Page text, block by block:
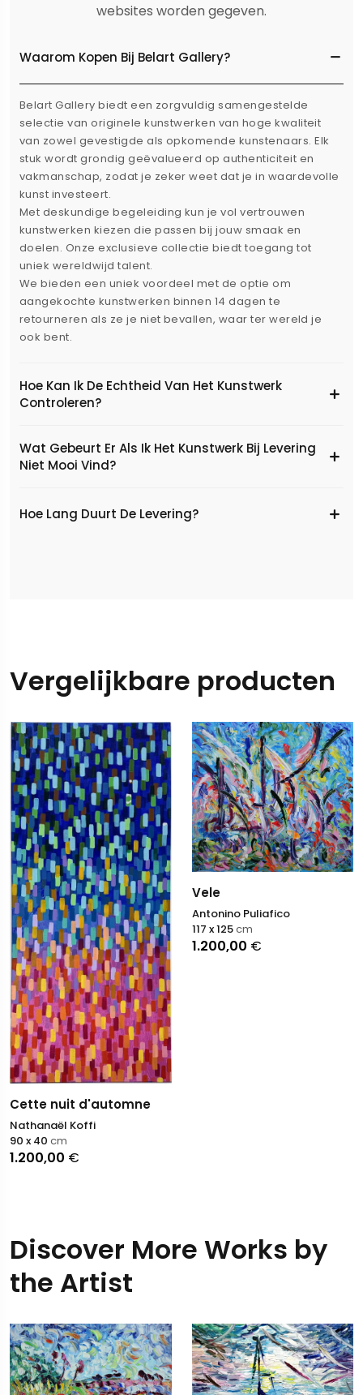
websites worden gegeven.
Waarom Kopen Bij Belart Gallery?
Belart Gallery biedt een zorgvuldig samengestelde
selectie van originele kunstwerken van hoge kwaliteit
van zowel gevestigde als opkomende kunstenaars. Elk
stuk wordt grondig geëvalueerd op authenticiteit en
vakmanschap, zodat je zeker weet dat je in waardevolle
kunst investeert.
Met deskundige begeleiding kun je vol vertrouwen
kunstwerken kiezen die passen bij jouw smaak en
doelen. Onze exclusieve collectie biedt toegang tot
uniek wereldwijd talent.
We bieden een uniek voordeel met de optie om
aangekochte kunstwerken binnen 14 dagen te
retourneren als ze je niet bevallen, waar ter wereld je
ook bent.
Hoe Kan Ik De Echtheid Van Het Kunstwerk
Controleren?
Wat Gebeurt Er Als Ik Het Kunstwerk Bij Levering
Niet Mooi Vind?
Hoe Lang Duurt De Levering?
Vergelijkbare producten
Cette nuit d'automne
Nathanaël Koffi
1.200,00 €
90 x 40 cm
Vele
Antonino Puliafico
1.200,00 €
117 x 125cm
Discover More Works by
the Artist